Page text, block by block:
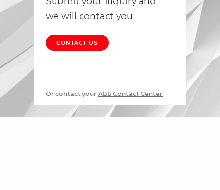
we will contact you
CONTACT US
Or contact your ABB Contact Center